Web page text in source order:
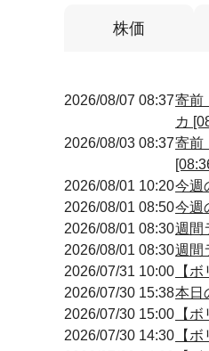
株価
2026/08/07 08:37寄前
カ
2026/08/03 08:37寄前
2026/08/01 10:20今週
2026/08/01 08:50今週
2026/08/01 08:30週間
2026/08/01 08:30週間
2026/07/31 10:00 【
2026/07/30 15:38本日
2026/07/30 15:00 【
2026/07/30 14:30 【